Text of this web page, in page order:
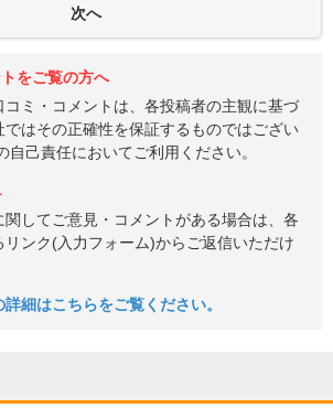
をご覧の方へ
コミ・コメントは、各投稿者の主観に基づ
ではその正確性を保証するものではござい
自己責任においてご利用ください。
してご意見・コメントがある場合は、各
リンク(入力フォーム)からご返信いただけ
細はこちらをご覧ください。